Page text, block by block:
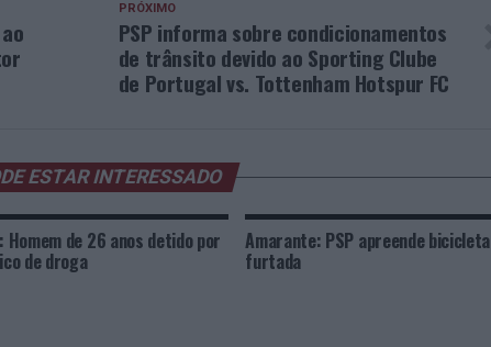
PRÓXIMO
PSP informa sobre condicionamentos
de trânsito devido ao Sporting Clube
de Portugal vs. Tottenham Hotspur FC
ESTAR INTERESSADO
Homem de 26 anos detido por
de droga
Amarante: PSP apreende bicicleta
furtada